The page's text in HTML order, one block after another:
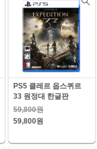
PS5 클레르 옵스퀴르
33 원정대 한글판
59,800원
59,800원